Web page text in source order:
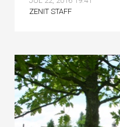
ZENIT STAFF